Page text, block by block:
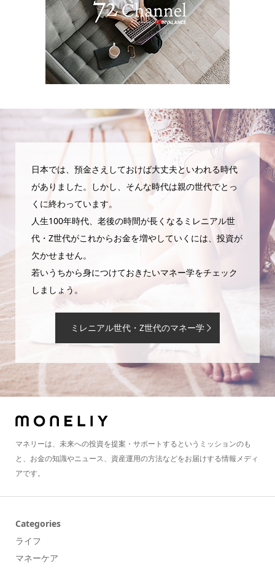
日本では、預金さえしておけば大丈夫といわれる時代
がありました。しかし、そんな時代は親の世代でとっ
くに終わっています。
人生100年時代、老後の時間が長くなるミレニアル世
代・Z世代がこれからお金を増やしていくには、投資が
欠かせません。
若いうちから身につけておきたいマネー学をチェック
しましょう。
ミレニアル世代・Z世代のマネー学
マネリーは、未来への投資を提案・サポートするというミッションのも
と、お金の知識やニュース、資産運用の方法などをお届けする情報メディ
アです。
Categories
ライフ
マネーケア